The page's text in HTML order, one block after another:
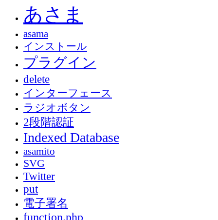
あさま
asama
インストール
プラグイン
delete
インターフェース
ラジオボタン
2段階認証
Indexed Database
asamito
SVG
Twitter
put
電子署名
function.php